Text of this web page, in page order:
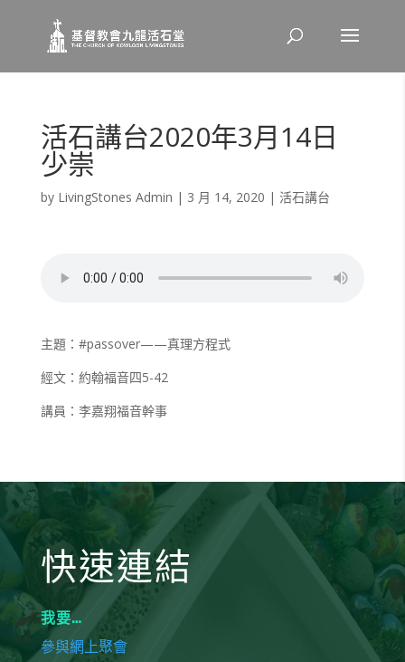
活石講台2020年3月14日
少崇
by LivingStones Admin | 3 月 14, 2020 | 活石講台
主題：#passover——真理方程式
經文：約翰福音四5-42
講員：李嘉翔福音幹事
快速連結
我要…
參與網上聚會